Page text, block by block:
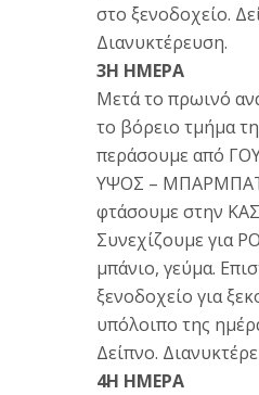
στο ξενοδοχείο.
Διανυκτέρευση.
3Η ΗΜΕΡΑ
Μετά το πρωινό
το βόρειο τμήμα
περάσουμε από
ΥΨΟΣ –
φτάσουμε στην
Συνεχίζουμε για
μπάνιο, γεύμα.
ξενοδοχείο για
υπόλοιπο της
Δείπνο.
4Η ΗΜΕΡΑ